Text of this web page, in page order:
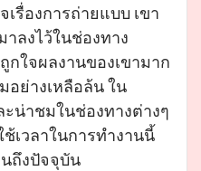
รื่องการถ่ายแบบ เขา
ลงไว้ในช่องทาง
ใจผลงานของเขามาก
อย่างเหลือล้น ใน
น่าชมในช่องทางต่างๆ
เวลาในการทำงานนี้
ถึงปัจจุบัน